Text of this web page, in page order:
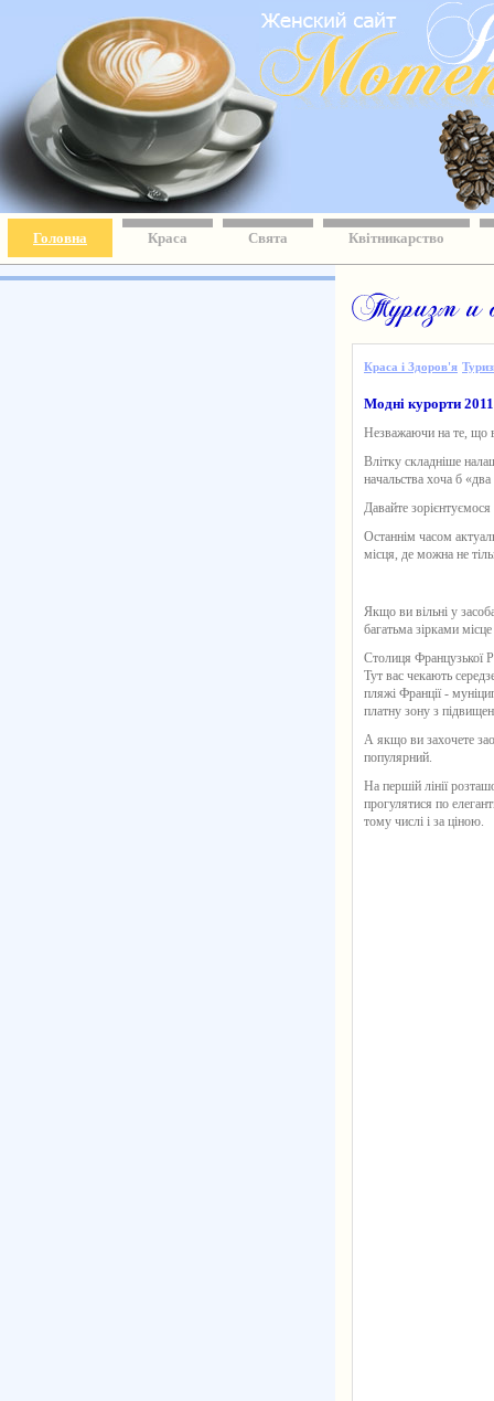
Головна Краса Свята Квітникарство
Краса і Здоров'я
Модні курорти
Незважаючи на те, що
Влітку складніше
начальства хоча б
Давайте
Останнім часом
місця, де можна не
Якщо ви вільні у
багатьма зірками
Столиця Французької
Тут вас чекають
пляжі Франції -
платну зону з
А якщо ви захочете
популярний.
На першій лінії
прогулятися по
тому числі і за ціною.